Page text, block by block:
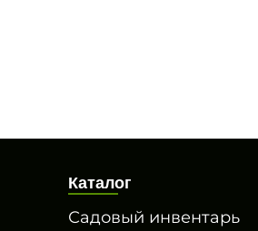
Каталог
Садовый инвентарь